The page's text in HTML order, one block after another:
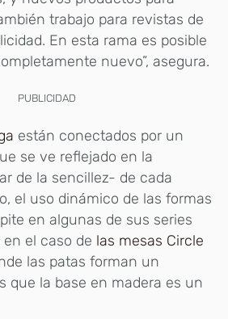
trabajo para revistas de
En esta rama es posible
nuevo”, asegura.
PUBLICIDAD
están conectados por un
se ve reflejado en la
de la sencillez- de cada
el uso dinámico de las formas
en algunas de sus series
el caso de las mesas Circle
las patas forman un
que la base en madera es un